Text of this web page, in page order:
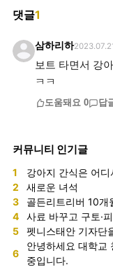
댓글1
삼하리하
보트 타면서 강
ㅋㅋ
도움돼요 0 답
커뮤니티 인기글
1 강아지 간식은 어
2 새로운 녀석
3 골든리트리버 10개
4 사료 바꾸고 구토·
5 펫니스태안 기자단
6
안녕하세요 대학교
중입니다.